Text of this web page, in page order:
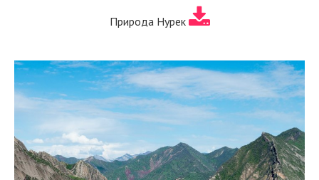
Природа Нурек